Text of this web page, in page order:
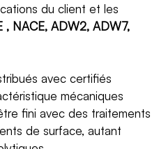
du client et les
, NACE, ADW2, ADW7,
avec certifiés
mécaniques
fini avec des traitements
de surface, autant